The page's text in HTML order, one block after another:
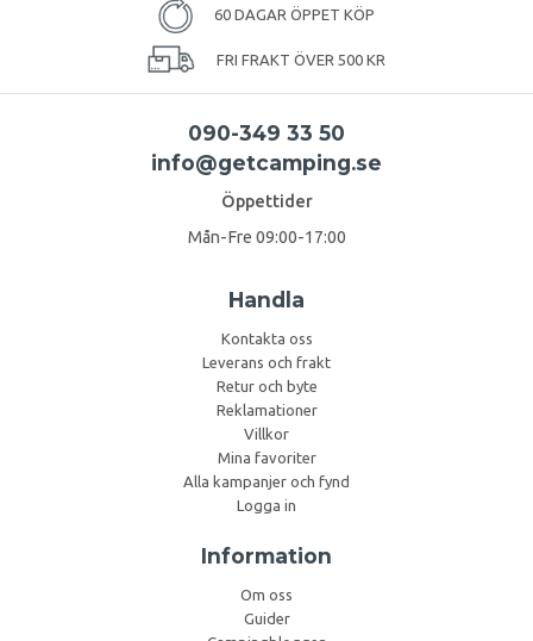
60 DAGAR ÖPPET KÖP
FRI FRAKT ÖVER 500 KR
090-349 33 50
info@getcamping.se
Öppettider
Mån-Fre 09:00-17:00
Handla
Kontakta oss
Leverans och frakt
Retur och byte
Reklamationer
Villkor
Mina favoriter
Alla kampanjer och fynd
Logga in
Information
Om oss
Guider